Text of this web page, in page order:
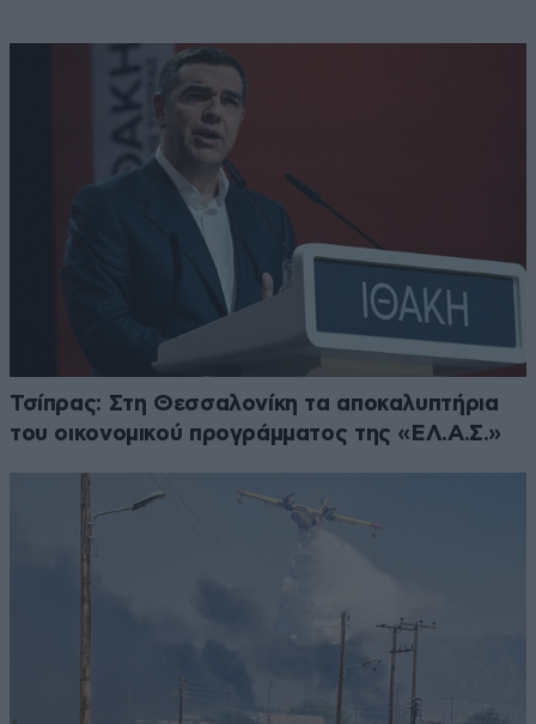
Τσίπρας: Στη Θεσσαλονίκη τα αποκαλυπτήρια
του οικονομικού προγράμματος της «ΕΛ.Α.Σ.»